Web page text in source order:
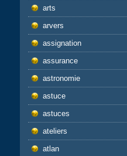
arts
arvers
assignation
assurance
astronomie
astuce
astuces
ateliers
atlan